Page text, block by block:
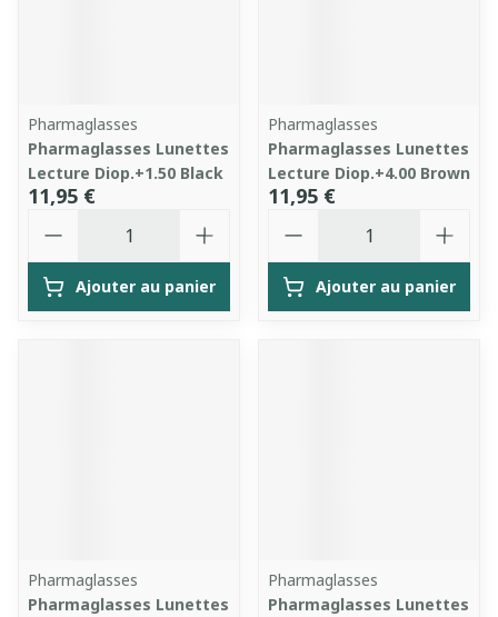
Pharmaglasses
Pharmaglasses Lunettes
Lecture Diop.+1.50 Black
11,95 €
Ajouter au panier
Pharmaglasses
Pharmaglasses Lunettes
Lecture Diop.+4.00 Brown
11,95 €
Ajouter au panier
Pharmaglasses
Pharmaglasses Lunettes
Pharmaglasses
Pharmaglasses Lunettes